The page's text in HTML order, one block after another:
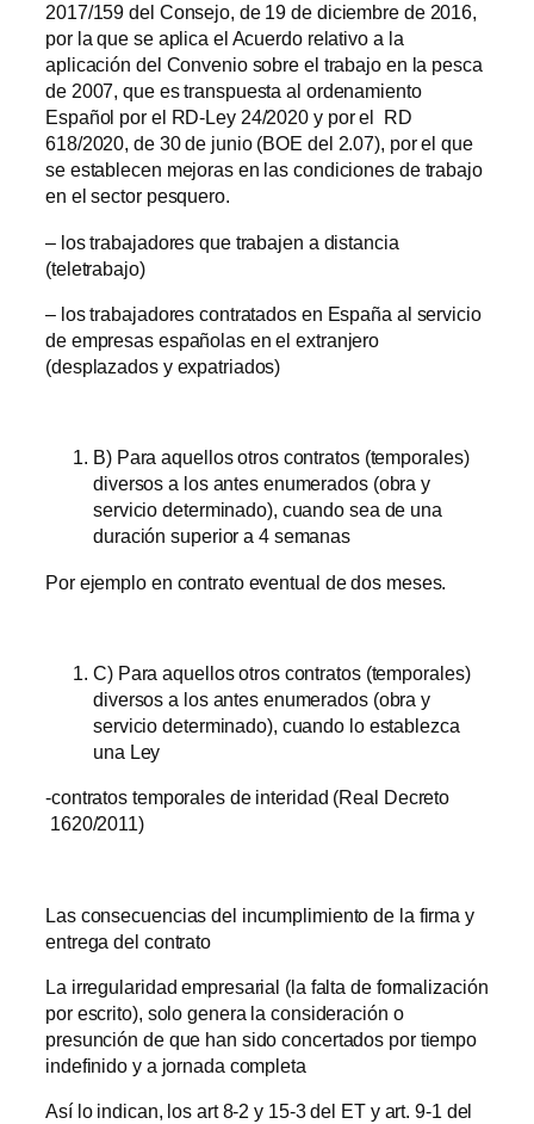
2017/159 del Consejo, de 19 de diciembre de 2016,
por la que se aplica el Acuerdo relativo a la
aplicación del Convenio sobre el trabajo en la pesca
de 2007, que es transpuesta al ordenamiento
Español por el RD-Ley 24/2020 y por el RD
618/2020, de 30 de junio (BOE del 2.07), por el que
se establecen mejoras en las condiciones de trabajo
en el sector pesquero.
– los trabajadores que trabajen a distancia
(teletrabajo)
– los trabajadores contratados en España al servicio
de empresas españolas en el extranjero
(desplazados y expatriados)
B) Para aquellos otros contratos (temporales)
diversos a los antes enumerados (obra y
servicio determinado), cuando sea de una
duración superior a 4 semanas
Por ejemplo en contrato eventual de dos meses.
C) Para aquellos otros contratos (temporales)
diversos a los antes enumerados (obra y
servicio determinado), cuando lo establezca
una Ley
-contratos temporales de interidad (Real Decreto
1620/2011)
Las consecuencias del incumplimiento de la firma y
entrega del contrato
La irregularidad empresarial (la falta de formalización
por escrito), solo genera la consideración o
presunción de que han sido concertados por tiempo
indefinido y a jornada completa
Así lo indican, los art 8-2 y 15-3 del ET y art. 9-1 del